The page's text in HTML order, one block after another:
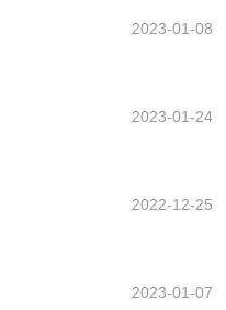
2023-01-08
2023-01-24
2022-12-25
2023-01-07